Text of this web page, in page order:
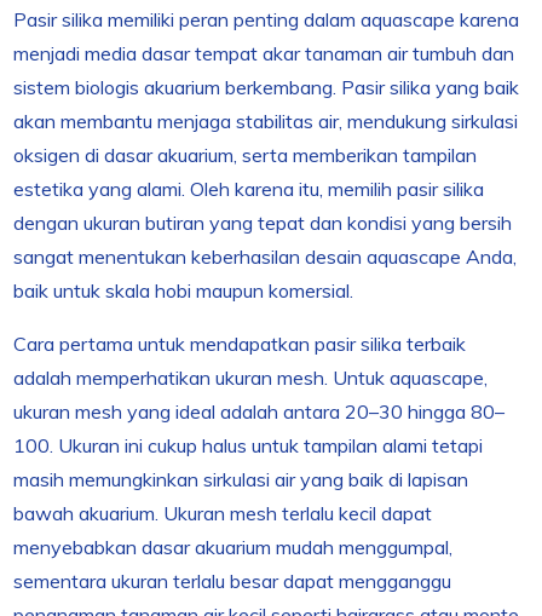
Pasir silika memiliki peran penting dalam aquascape karena
menjadi media dasar tempat akar tanaman air tumbuh dan
sistem biologis akuarium berkembang. Pasir silika yang baik
akan membantu menjaga stabilitas air, mendukung sirkulasi
oksigen di dasar akuarium, serta memberikan tampilan
estetika yang alami. Oleh karena itu, memilih pasir silika
dengan ukuran butiran yang tepat dan kondisi yang bersih
sangat menentukan keberhasilan desain aquascape Anda,
baik untuk skala hobi maupun komersial.
Cara pertama untuk mendapatkan pasir silika terbaik
adalah memperhatikan ukuran mesh. Untuk aquascape,
ukuran mesh yang ideal adalah antara 20–30 hingga 80–
100. Ukuran ini cukup halus untuk tampilan alami tetapi
masih memungkinkan sirkulasi air yang baik di lapisan
bawah akuarium. Ukuran mesh terlalu kecil dapat
menyebabkan dasar akuarium mudah menggumpal,
sementara ukuran terlalu besar dapat mengganggu